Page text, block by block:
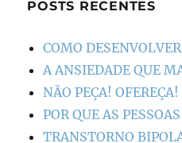
POSTS RECENTES
COMO
A ANSIEDADE QUE
NÃO PEÇA! OFEREÇA!
POR QUE AS
TRANSTORNO